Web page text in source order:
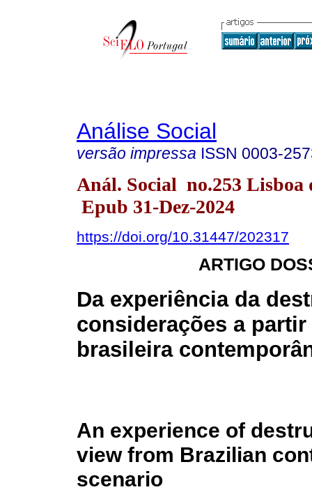
Análise Social
versão impressa ISSN 0003-
Anál. Social no.253 Lisboa
Epub 31-Dez-2024
https://doi.org/10.31447/202317
ARTIGO
Da experiência da
considerações a partir
brasileira
An experience of
view from Brazilian
scenario